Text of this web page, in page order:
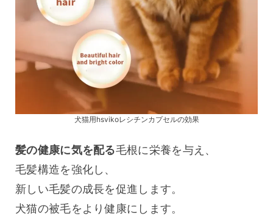
犬猫用hsvikoレシチンカプセルの効果
髪の健康に気を配る毛根に栄養を与え、
毛髪構造を強化し、
新しい毛髪の成長を促進します。
犬猫の被毛をより健康にします。